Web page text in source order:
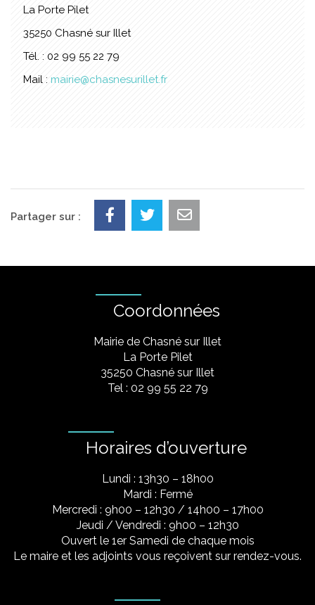
La Porte Pilet
35250 Chasné sur Illet
Tél. : 02 99 55 22 79
Mail : mairie@chasnesurillet.fr
Partager sur :
Coordonnées
Mairie de Chasné sur Illet
La Porte Pilet
35250 Chasné sur Illet
Tel : 02 99 55 22 79
Horaires d’ouverture
Lundi : 13h30 – 18h00
Mardi : Fermé
Mercredi : 9h00 – 12h30 / 14h00 – 17h00
Jeudi / Vendredi : 9h00 – 12h30
Ouvert le 1er Samedi de chaque mois
Le maire et les adjoints vous reçoivent sur rendez-vous.